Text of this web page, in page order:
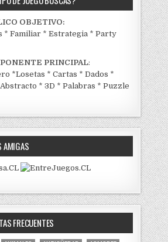
OBJETIVO:
*Familiar *Estrategia *Party
PRINCIPAL:
*Losetas *Cartas *Dados *
Abstracto *3D *Palabras *Puzzle
AMIGAS
FRECUENTES